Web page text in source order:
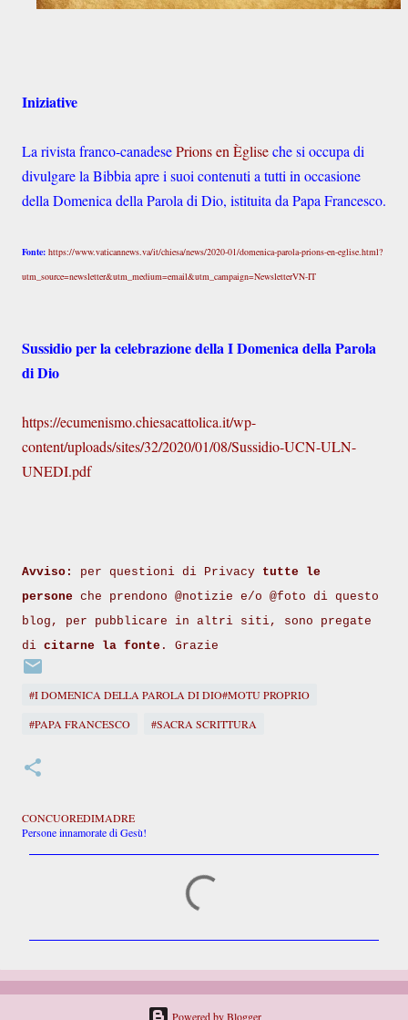
Iniziative
La rivista franco-canadesePrions en Ègliseche si occupa di
divulgare la Bibbia apre i suoi contenuti a tutti in occasione
della Domenica della Parola di Dio, istituita da Papa Francesco.
Fonte: https://www.vaticannews.va/it/chiesa/news/2020-01/domenica-parola-prions-en-eglise.html?
utm_source=newsletter&utm_medium=email&utm_campaign=NewsletterVN-IT
Sussidio per la celebrazione della I Domenica della Parola
di Dio
https://ecumenismo.chiesacattolica.it/wp-
content/uploads/sites/32/2020/01/08/Sussidio-UCN-ULN-
UNEDI.pdf
Avviso: per questioni di Privacy tutte le
persone che prendono @notizie e/o @foto di questo
blog, per pubblicare in altri siti, sono pregate
di citarne la fonte . Grazie
#I DOMENICA DELLA PAROLA DI DIO#MOTU PROPRIO
#PAPA FRANCESCO
#SACRA SCRITTURA
CONCUOREDIMADRE
Persone innamorate di Gesù!
n
t
Powered by Blogger